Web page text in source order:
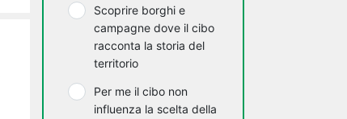
Scoprire borghi e
campagne dove il cibo
racconta la storia del
territorio
Per me il cibo non
influenza la scelta della